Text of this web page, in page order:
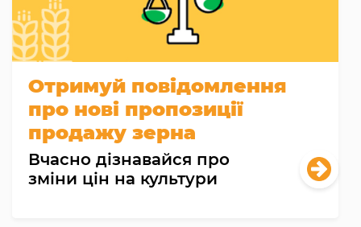
Отримуй повідомлення
про нові пропозиції
продажу зерна
Вчасно дізнавайся про
зміни цін на культури